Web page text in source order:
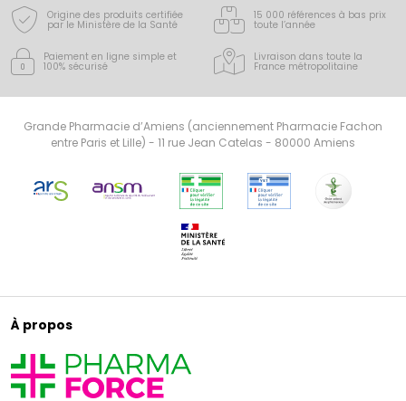
Origine des produits certifiée
par le Ministère de la Santé
15 000 références à bas prix
toute l’année
Paiement en ligne simple et
100% sécurisé
Livraison dans toute la
France métropolitaine
Grande Pharmacie d’Amiens (anciennement Pharmacie Fachon
entre Paris et Lille) - 11 rue Jean Catelas - 80000 Amiens
À propos